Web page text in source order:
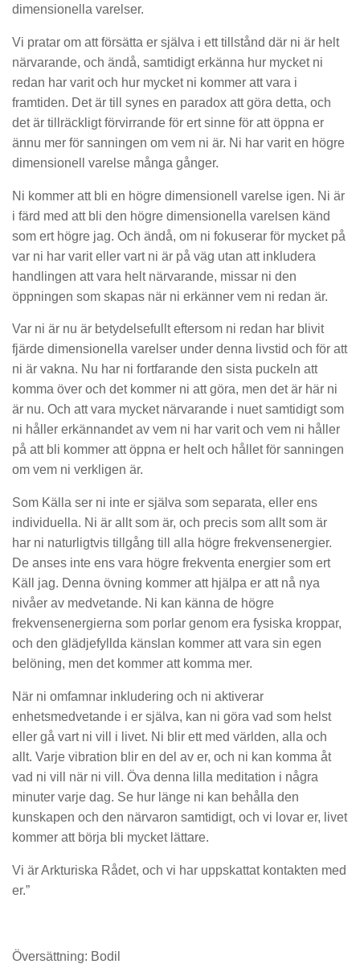
dimensionella varelser.
Vi pratar om att försätta er själva i ett tillstånd där ni är helt
närvarande, och ändå, samtidigt erkänna hur mycket ni
redan har varit och hur mycket ni kommer att vara i
framtiden. Det är till synes en paradox att göra detta, och
det är tillräckligt förvirrande för ert sinne för att öppna er
ännu mer för sanningen om vem ni är. Ni har varit en högre
dimensionell varelse många gånger.
Ni kommer att bli en högre dimensionell varelse igen. Ni är
i färd med att bli den högre dimensionella varelsen känd
som ert högre jag. Och ändå, om ni fokuserar för mycket på
var ni har varit eller vart ni är på väg utan att inkludera
handlingen att vara helt närvarande, missar ni den
öppningen som skapas när ni erkänner vem ni redan är.
Var ni är nu är betydelsefullt eftersom ni redan har blivit
fjärde dimensionella varelser under denna livstid och för att
ni är vakna. Nu har ni fortfarande den sista puckeln att
komma över och det kommer ni att göra, men det är här ni
är nu. Och att vara mycket närvarande i nuet samtidigt som
ni håller erkännandet av vem ni har varit och vem ni håller
på att bli kommer att öppna er helt och hållet för sanningen
om vem ni verkligen är.
Som Källa ser ni inte er själva som separata, eller ens
individuella. Ni är allt som är, och precis som allt som är
har ni naturligtvis tillgång till alla högre frekvensenergier.
De anses inte ens vara högre frekventa energier som ert
Käll jag. Denna övning kommer att hjälpa er att nå nya
nivåer av medvetande. Ni kan känna de högre
frekvensenergierna som porlar genom era fysiska kroppar,
och den glädjefyllda känslan kommer att vara sin egen
belöning, men det kommer att komma mer.
När ni omfamnar inkludering och ni aktiverar
enhetsmedvetande i er själva, kan ni göra vad som helst
eller gå vart ni vill i livet. Ni blir ett med världen, alla och
allt. Varje vibration blir en del av er, och ni kan komma åt
vad ni vill när ni vill. Öva denna lilla meditation i några
minuter varje dag. Se hur länge ni kan behålla den
kunskapen och den närvaron samtidigt, och vi lovar er, livet
kommer att börja bli mycket lättare.
Vi är Arkturiska Rådet, och vi har uppskattat kontakten med
er.”
Översättning: Bodil